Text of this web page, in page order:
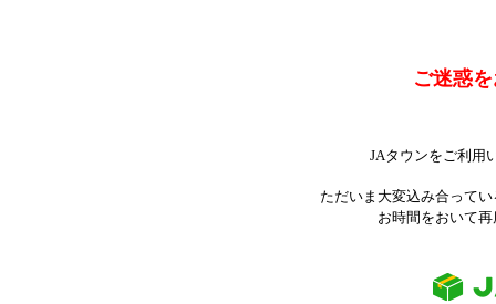
ご迷惑
JAタウンをご利用
ただいま大変込み合って
お時間をおいて